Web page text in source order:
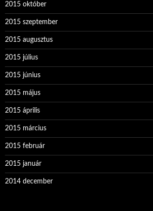
2015 október
2015 szeptember
2015 augusztus
2015 július
2015 június
2015 május
2015 április
2015 március
2015 február
2015 január
2014 december